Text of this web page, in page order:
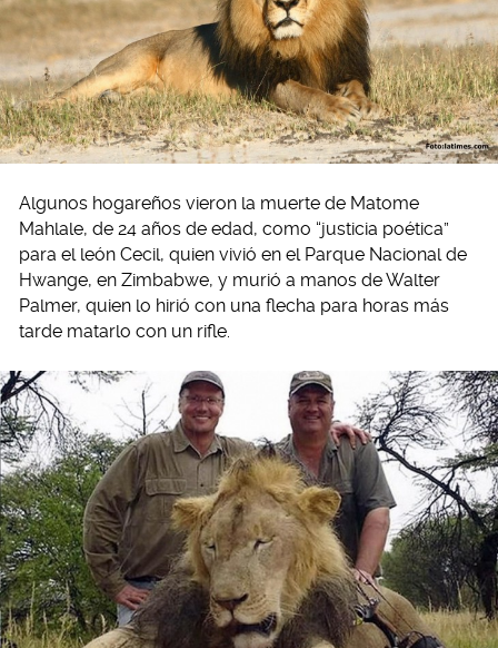
Algunos hogareños vieron la muerte de Matome
Mahlale, de 24 años de edad, como “justicia poética”
para el león Cecil, quien vivió en el Parque Nacional de
Hwange, en Zimbabwe, y murió a manos de Walter
Palmer, quien lo hirió con una flecha para horas más
tarde matarlo con un rifle.